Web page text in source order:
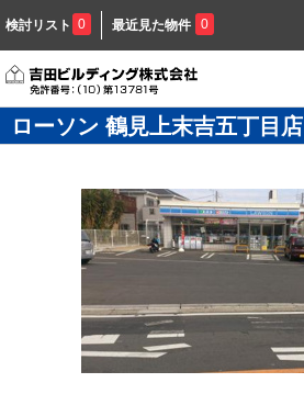
検討リスト 0 最近見た物件 0
ローソン 鶴見上末吉五丁目店